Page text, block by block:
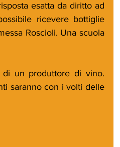
esatta da diritto ad
ricevere bottiglie
Roscioli. Una scuola
di un produttore di vino.
saranno con i volti delle